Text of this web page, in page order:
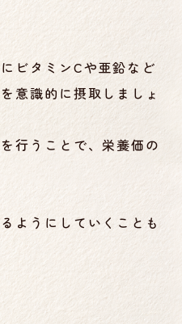
や亜鉛など
意識的に摂取しましょ
行うことで、栄養価の
ようにしていくことも